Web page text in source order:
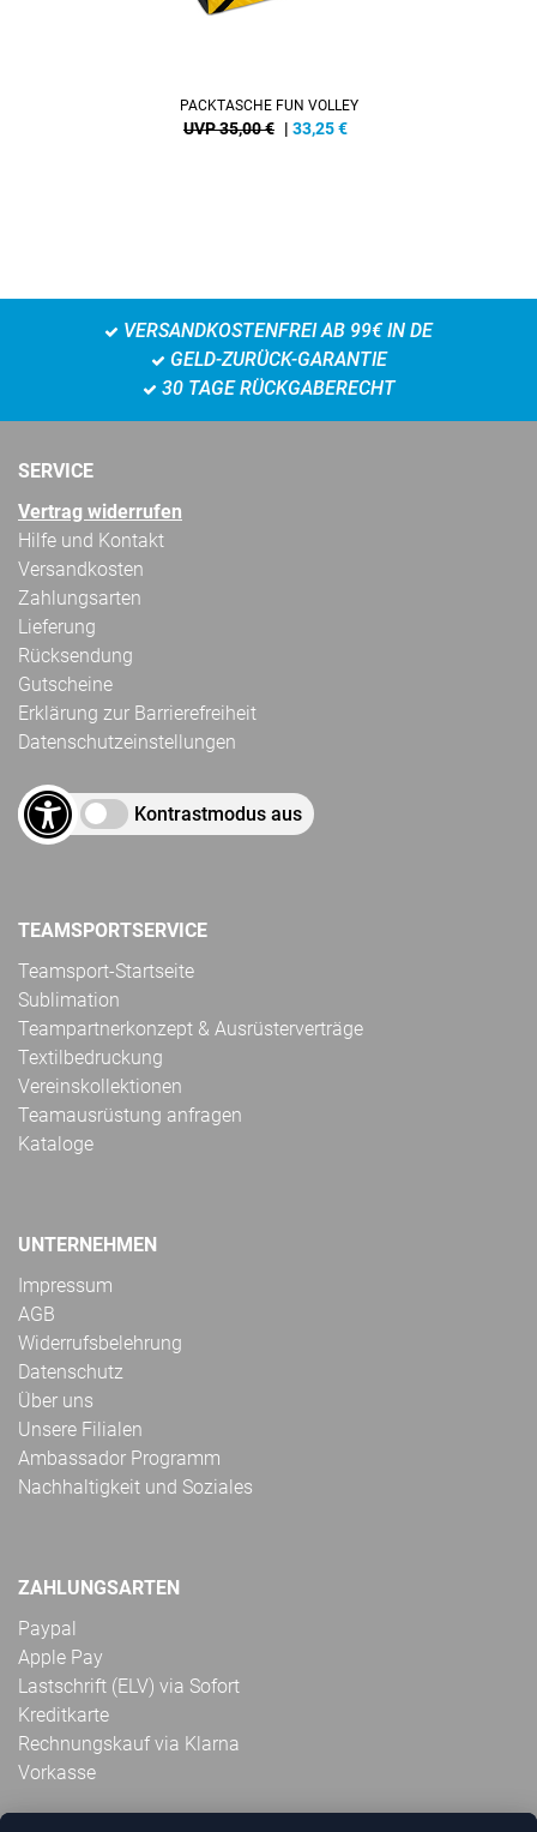
PACKTASCHE FUN VOLLEY
UVP 35,00 € | 33,25€
VERSANDKOSTENFREI AB 99€ IN DE
GELD-ZURÜCK-GARANTIE
30 TAGE RÜCKGABERECHT
SERVICE
Vertrag widerrufen
Hilfe und Kontakt
Versandkosten
Zahlungsarten
Lieferung
Rücksendung
Gutscheine
Erklärung zur Barrierefreiheit
Datenschutzeinstellungen
Kontrastmodus aus
TEAMSPORTSERVICE
Teamsport-Startseite
Sublimation
Teampartnerkonzept & Ausrüsterverträge
Textilbedruckung
Vereinskollektionen
Teamausrüstung anfragen
Kataloge
UNTERNEHMEN
Impressum
AGB
Widerrufsbelehrung
Datenschutz
Über uns
Unsere Filialen
Ambassador Programm
Nachhaltigkeit und Soziales
ZAHLUNGSARTEN
Paypal
Apple Pay
Lastschrift (ELV) via Sofort
Kreditkarte
Rechnungskauf via Klarna
Vorkasse